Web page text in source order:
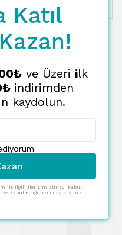
362.77 TL
Katıl
ve Üzeri ilk
indirimden
kaydolun.
ile ilgili iletişim almayı kabul
ve kabul ettiğinizi onaylarsınız.